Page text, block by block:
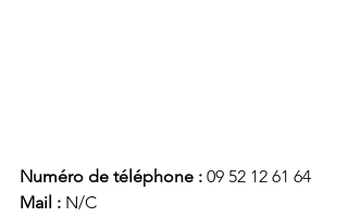
Numéro de téléphone : 09 52 12 61 64
Mail : N/C